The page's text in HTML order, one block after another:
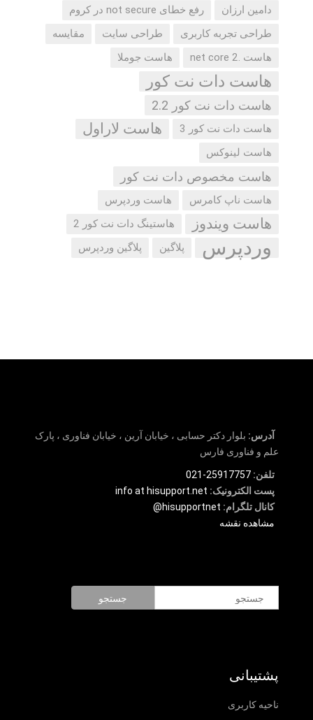
دامین ارزان
رفع خطای not secure در کروم
طراحی تجربه کاربری
طراحی سایت
مقایسه
هاست .net core 2
هاست جوملا
هاست دات نت کور
هاست دات نت کور 2.2
هاست دات نت کور 3 هاست لاراول
هاست لینوکس
هاست مخصوص دات نت کور
هاست ناپ کامرس هاست وردپرس
هاست ویندوز هاستینگ دات نت کور 2
وردپرس پلاگین پلاگین وردپرس
آدرس: بلوار دکتر حسابی ، خیابان آرین ، خیابان فناوری ، پارک
علم و فناوری فارس
تلفن: 25917757-021
پست الکترونیک: info at hisupport.net
کانال تلگرام: hisupportnet@
مشاهده نقشه
پشتیبانی
ناحیه کاربری